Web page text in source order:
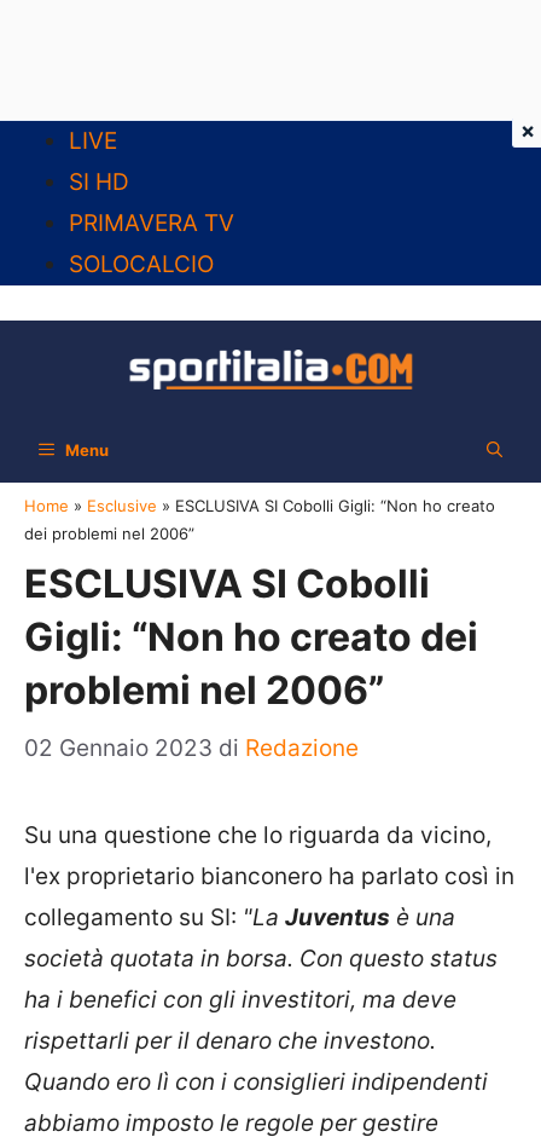
contenuto
LIVE
SI HD
PRIMAVERA TV
SOLOCALCIO
Menu
Home » Esclusive » ESCLUSIVA SI Cobolli Gigli: “Non ho creato
dei problemi nel 2006”
ESCLUSIVA SI Cobolli
Gigli: “Non ho creato dei
problemi nel 2006”
02 Gennaio 2023 di Redazione
Su una questione che lo riguarda da vicino,
l'ex proprietario bianconero ha parlato così in
collegamento su SI: "La Juventus è una
società quotata in borsa. Con questo status
ha i benefici con gli investitori, ma deve
rispettarli per il denaro che investono.
Quando ero lì con i consiglieri indipendenti
abbiamo imposto le regole per gestire
×